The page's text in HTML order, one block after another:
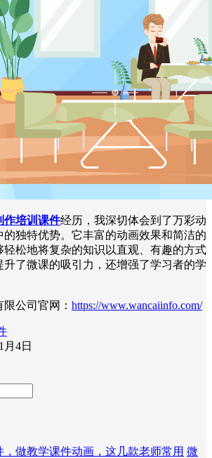
作培训课件经历，我深切体会到了万彩动
独特优势。它丰富的动画效果和简洁的
轻松地将复杂的知识以直观、有趣的方式
升了微课的吸引力，还增强了学习者的学
公司官网： https://www.wancaiinfo.com/
4日
做教学课件动画，这几款老师常用 微